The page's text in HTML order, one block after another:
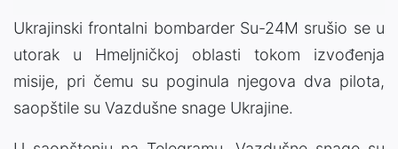
Ukrajinski frontalni bombarder Su-24M srušio se u
utorak u Hmeljničkoj oblasti tokom izvođenja
misije, pri čemu su poginula njegova dva pilota,
saopštile su Vazdušne snage Ukrajine.